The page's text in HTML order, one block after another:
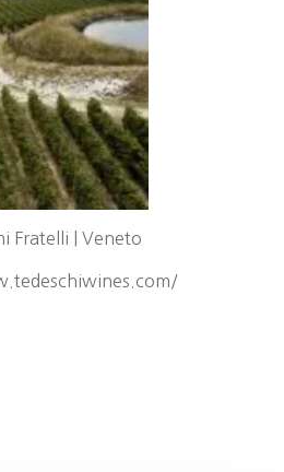
Fratelli | Veneto